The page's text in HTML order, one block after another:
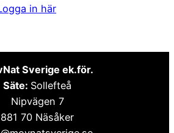
in här
Sverige ek.för.
Säte: Sollefteå
Nipvägen 7
881 70 Näsåker